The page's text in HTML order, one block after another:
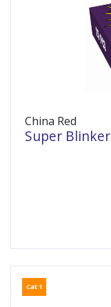
China Red
Super Blinker
Cat 1